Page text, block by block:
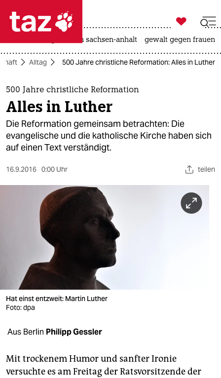
 taz zahl ich
taz zahl ich
themen
politik
öko
wahrheit
verlag
verlag
veranstaltungen
fragen & hilfe

taz zahl ich
landtagswahl in sachsen-anhalt gewalt gegen frauen
Alltag 500 Jahre christliche Reformation: Alles in Luther
500 Jahre christliche Reformation
Alles in Luther
Die Reformation gemeinsam betrachten: Die
evangelische und die katholische Kirche haben sich
auf einen Text verständigt.
16.9.2016 0:00 Uhr teilen
Hat einst entzweit: Martin Luther
Foto: dpa
Aus Berlin Philipp Gessler
Mit trockenem Humor und sanfter Ironie
versuchte es am Freitag der Ratsvorsitzende der